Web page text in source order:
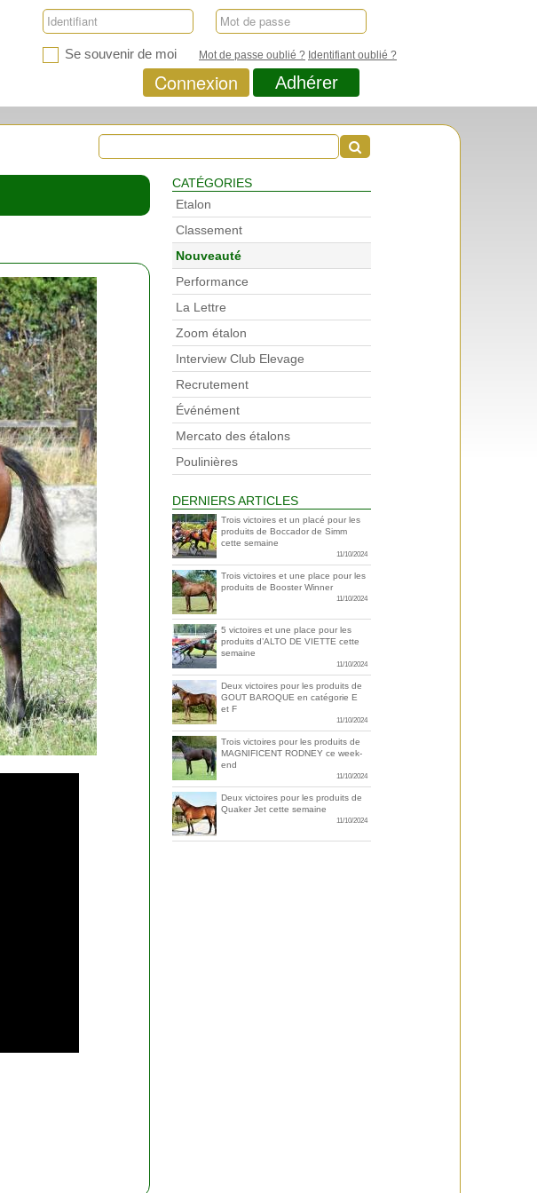
Se souvenir de moi Mot de passe oublié ? Identifiant oublié ?
Connexion Adhérer
CATÉGORIES
Etalon
Classement
Nouveauté
Performance
La Lettre
Zoom étalon
Interview Club Elevage
Recrutement
Événément
Mercato des étalons
Poulinières
DERNIERS ARTICLES
Trois victoires et un placé pour les
produits de Boccador de Simm
cette semaine
11/10/2024
Trois victoires et une place pour les
produits de Booster Winner
11/10/2024
5 victoires et une place pour les
produits d’ALTO DE VIETTE cette
semaine
11/10/2024
Deux victoires pour les produits de
GOUT BAROQUE en catégorie E
et F
11/10/2024
Trois victoires pour les produits de
MAGNIFICENT RODNEY ce week-
end
11/10/2024
Deux victoires pour les produits de
Quaker Jet cette semaine
11/10/2024